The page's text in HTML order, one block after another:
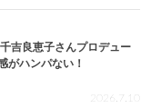
吉良恵子さんプロデュー
がハンパない！
2026.7.10